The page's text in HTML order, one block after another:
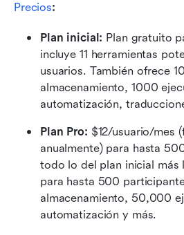
Precios:
Plan inicial: Plan gratuito
incluye 11 herramientas
usuarios. También ofrece
almacenamiento, 1000
automatización,
Plan Pro: $12/usuario/mes
anualmente) para hasta
todo lo del plan inicial más
para hasta 500
almacenamiento, 50,000
automatización y más.